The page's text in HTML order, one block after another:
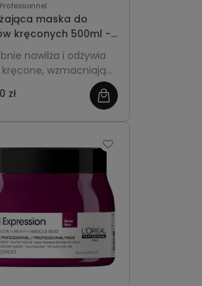
maska do
kręconych 500ml -
Professionnel Curl
nawilża i odżywia
kręcone, wzmacniając
i podkreślając
Większa,
zł